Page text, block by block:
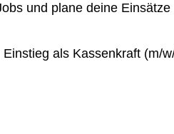
und plane deine
als Kassenkraft (m/